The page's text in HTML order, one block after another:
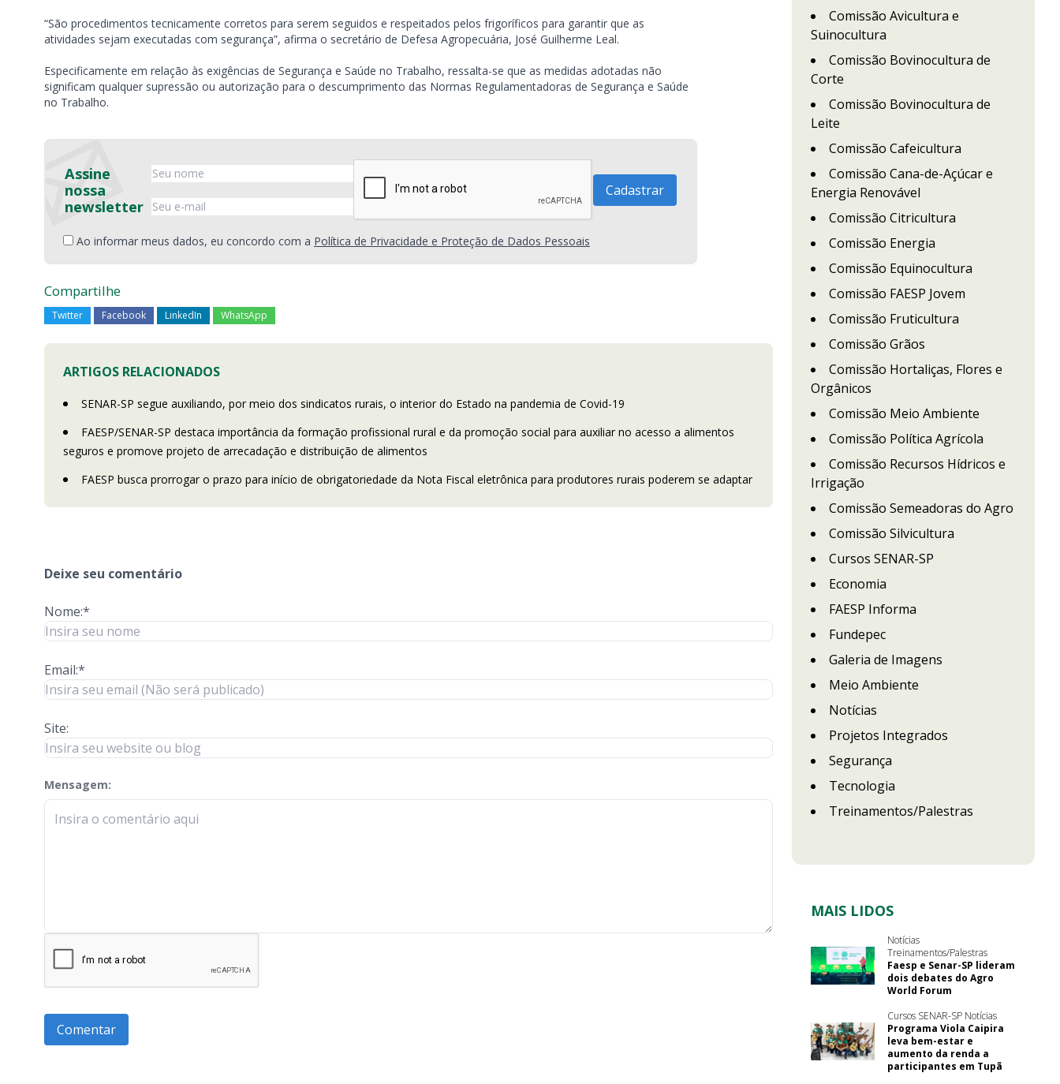
“São procedimentos tecnicamente corretos para serem seguidos e respeitados pelos frigoríficos para garantir que as
atividades sejam executadas com segurança”, afirma o secretário de Defesa Agropecuária, José Guilherme Leal.
Especificamente em relação às exigências de Segurança e Saúde no Trabalho, ressalta-se que as medidas adotadas não
significam qualquer supressão ou autorização para o descumprimento das Normas Regulamentadoras de Segurança e Saúde
no Trabalho.
Assine
nossa
newsletter
Ao informar meus dados, eu concordo com a Política de Privacidade e Proteção de Dados Pessoais
Compartilhe
Twitter Facebook LinkedIn WhatsApp
ARTIGOS RELACIONADOS
SENAR-SP segue auxiliando, por meio dos sindicatos rurais, o interior do Estado na pandemia de Covid-19
FAESP/SENAR-SP destaca importância da formação profissional rural e da promoção social para auxiliar no acesso a alimentos
seguros e promove projeto de arrecadação e distribuição de alimentos
FAESP busca prorrogar o prazo para início de obrigatoriedade da Nota Fiscal eletrônica para produtores rurais poderem se adaptar
Deixe seu comentário
Nome:*
Email:*
Site:
Mensagem:
check-terms
Comissão Avicultura e
Suinocultura
Comissão Bovinocultura de
Corte
Comissão Bovinocultura de
Leite
Comissão Cafeicultura
Comissão Cana-de-Açúcar e
Energia Renovável
Comissão Citricultura
Comissão Energia
Comissão Equinocultura
Comissão FAESP Jovem
Comissão Fruticultura
Comissão Grãos
Comissão Hortaliças, Flores e
Orgânicos
Comissão Meio Ambiente
Comissão Política Agrícola
Comissão Recursos Hídricos e
Irrigação
Comissão Semeadoras do Agro
Comissão Silvicultura
Cursos SENAR-SP
Economia
FAESP Informa
Fundepec
Galeria de Imagens
Meio Ambiente
Notícias
Projetos Integrados
Segurança
Tecnologia
Treinamentos/Palestras
MAIS LIDOS
Notícias
Treinamentos/Palestras
Faesp e Senar-SP lideram
dois debates do Agro
World Forum
Cursos SENAR-SP Notícias
Programa Viola Caipira
leva bem-estar e
aumento da renda a
participantes em Tupã